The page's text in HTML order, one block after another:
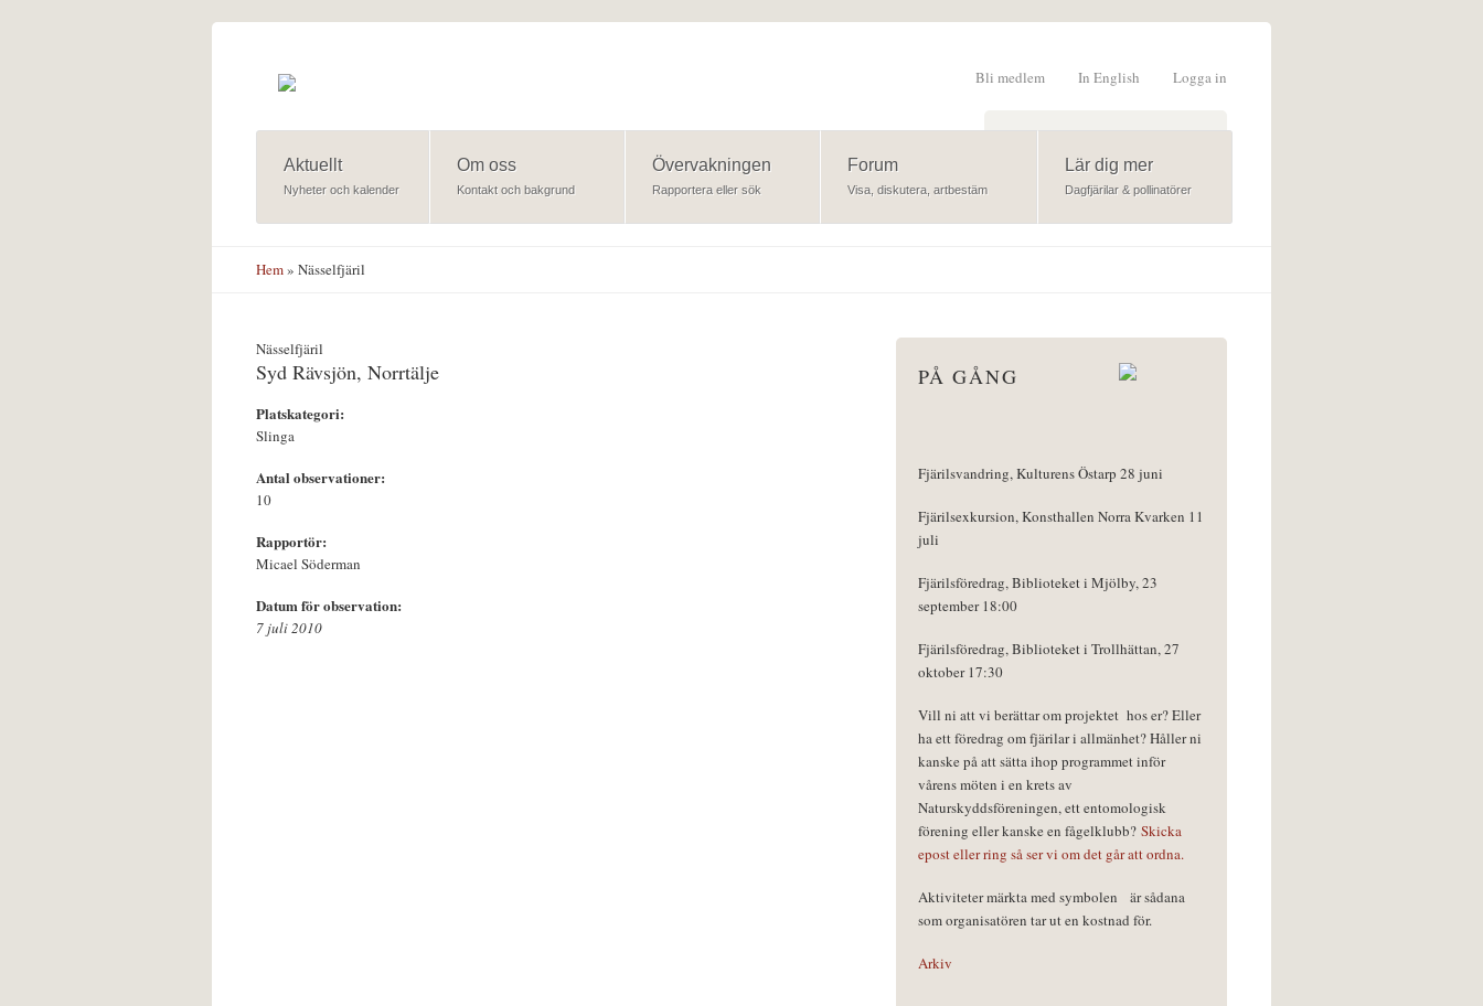
Logga in
In English
Bli medlem
Sökformulär
Aktuellt
Nyheter och kalender
Om oss
Kontakt och bakgrund
Övervakningen
Rapportera eller sök
Forum
Visa, diskutera, artbestäm
Lär dig mer
Dagfjärilar & pollinatörer
Hem» Nässelfjäril
Nässelfjäril
Syd Rävsjön, Norrtälje
Platskategori:
Slinga
Antal observationer:
10
Rapportör:
Micael Söderman
Datum för observation:
7 juli 2010
PÅ GÅNG
Fjärilsvandring, Kulturens Östarp 28 juni
Fjärilsexkursion, Konsthallen Norra Kvarken 11
juli
Fjärilsföredrag, Biblioteket i Mjölby, 23
september 18:00
Fjärilsföredrag, Biblioteket i Trollhättan, 27
oktober 17:30
Vill ni att vi berättar om projektet hos er? Eller
ha ett föredrag om fjärilar i allmänhet? Håller ni
kanske på att sätta ihop programmet inför
vårens möten i en krets av
Naturskyddsföreningen, ett entomologisk
förening eller kanske en fågelklubb? Skicka
epost eller ring så ser vi om det går att ordna.
Aktiviteter märkta med symbolen
är sådana
som organisatören tar ut en kostnad för.
Arkiv